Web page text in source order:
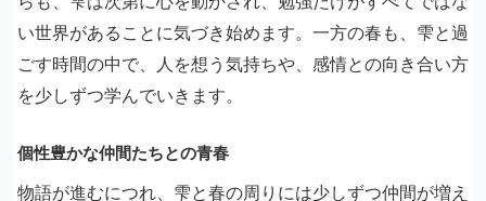
い世界があることに気づき始めます。一方の春も、雫と過
ごす時間の中で、人を想う気持ちや、感情との向き合い方
を少しずつ学んでいきます。
個性豊かな仲間たちとの青春
物語が進むにつれ、雫と春の周りには少しずつ仲間が増え